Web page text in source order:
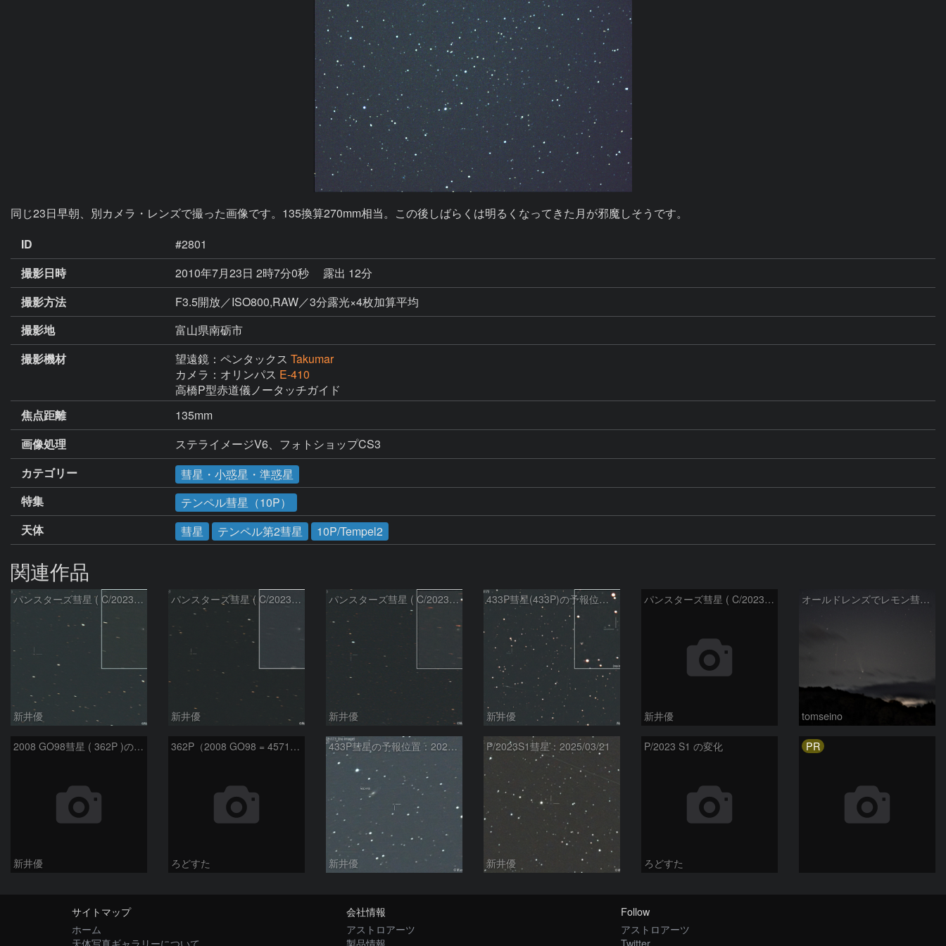
同じ23日早朝、別カメラ・レンズで撮った画像です。135換算270mm相当。この後しばらくは明るくなってきた月が邪魔しそうです。
ID
#2801
撮影日時
2010年7月23日 2時7分0秒
露出 12分
撮影方法
F3.5開放／ISO800,RAW／3分露光×4枚加算平均
撮影地
富山県南砺市
撮影機材
望遠鏡：ペンタックス Takumar
カメラ：オリンパス E-410
高橋P型赤道儀ノータッチガイド
焦点距離
135mm
画像処理
ステライメージV6、フォトショップCS3
カテゴリー
彗星・小惑星・準惑星
特集
テンペル彗星（10P）
天体
彗星 テンペル第2彗星 10P/Tempel2
関連作品
パンスターズ彗星 ( C/2023R1 )：2026/07/09
新井優
パンスターズ彗星 ( C/2023R1 ) ：2026/07/08
新井優
パンスターズ彗星 ( C/2023R1 ) ：2026/05/20
新井優
433P彗星(433P)の予報位置：2026/05/30
新井優
パンスターズ彗星 ( C/2023R1 ) ：2026/05/30
新井優
オールドレンズでレモン彗星11/9
tomseino
2008 GO98彗星 ( 362P )の予報位置：2025/09/25
新井優
362P（2008 GO98 = 457175）
ろどすた
433P彗星の予報位置：2025/05/04
新井優
P/2023S1彗星：2025/03/21
新井優
P/2023 S1 の変化
ろどすた
PR
サイトマップ
ホーム
天体写真ギャラリーについて
会社情報
アストロアーツ
製品情報
Follow
アストロアーツ
Twitter